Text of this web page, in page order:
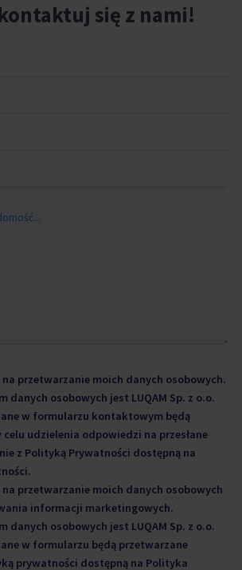
się z nami!
na przetwarzanie moich danych osobowych.
danych osobowych jest LUQAM Sp. z o.o.
w formularzu kontaktowym będą
udzielenia odpowiedzi na przesłane
z Polityką Prywatności dostępną na
na przetwarzanie moich danych osobowych
informacji marketingowych.
danych osobowych jest LUQAM Sp. z o.o.
w formularzu będą przetwarzane
prywatności dostępną na Polityka